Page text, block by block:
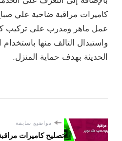
كاميرات مراقبة ضاحية علي
عمل ماهر ومدرب على تركيب
واستبدال التالف منها باستخدام
الحديثة بهدف حماية المنزل.
مواضيع سابقة
تصليح كاميرات